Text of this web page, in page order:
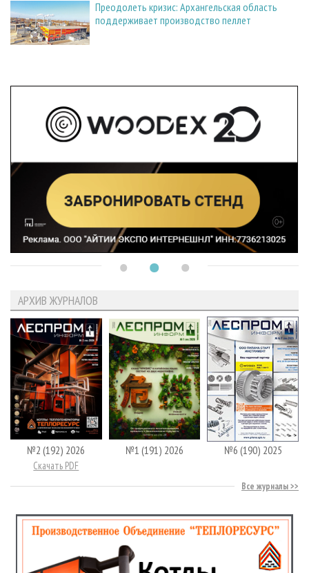
Преодолеть кризис: Архангельская область
поддерживает производство пеллет
АРХИВ ЖУРНАЛОВ
№2 (192) 2026
Скачать PDF
№1 (191) 2026 №6 (190) 2025
Все журналы